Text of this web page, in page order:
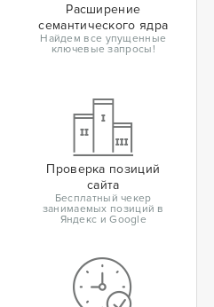
Расширение
семантического ядра
Найдем все упущенные
ключевые запросы!
Проверка позиций
сайта
Бесплатный чекер
занимаемых позиций в
Яндекс и Google